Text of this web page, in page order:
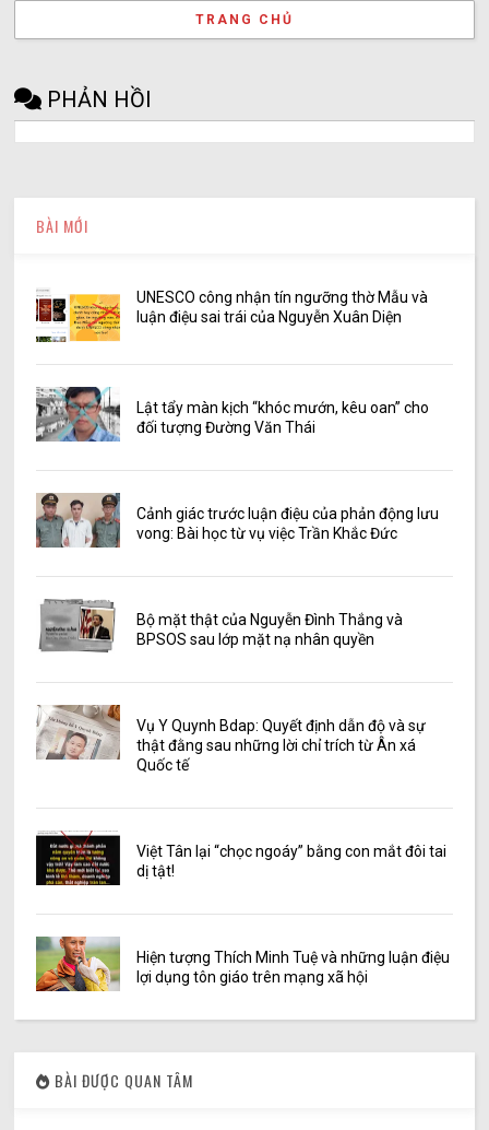
TRANG CHỦ
PHẢN HỒI
BÀI MỚI
UNESCO công nhận tín ngưỡng thờ Mẫu và
luận điệu sai trái của Nguyễn Xuân Diện
Lật tẩy màn kịch “khóc mướn, kêu oan” cho
đối tượng Đường Văn Thái
Cảnh giác trước luận điệu của phản động lưu
vong: Bài học từ vụ việc Trần Khắc Đức
Bộ mặt thật của Nguyễn Đình Thắng và
BPSOS sau lớp mặt nạ nhân quyền
Vụ Y Quynh Bdap: Quyết định dẫn độ và sự
thật đằng sau những lời chỉ trích từ Ân xá
Quốc tế
Việt Tân lại “chọc ngoáy” bằng con mắt đôi tai
dị tật!
Hiện tượng Thích Minh Tuệ và những luận điệu
lợi dụng tôn giáo trên mạng xã hội
BÀI ĐƯỢC QUAN TÂM